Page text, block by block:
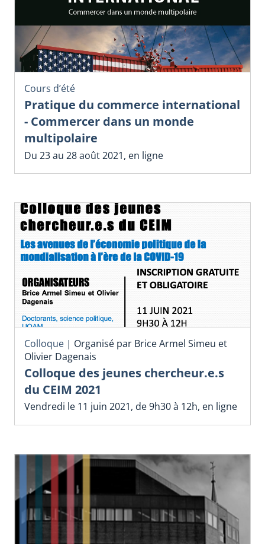
Cours d’été
Pratique du commerce international
- Commercer dans un monde
multipolaire
Du 23 au 28 août 2021, en ligne
Colloque | Organisé par Brice Armel Simeu et
Olivier Dagenais
Colloque des jeunes chercheur.e.s
du CEIM 2021
Vendredi le 11 juin 2021, de 9h30 à 12h, en ligne